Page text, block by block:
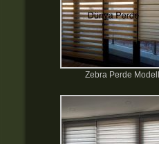
Zebra Perde